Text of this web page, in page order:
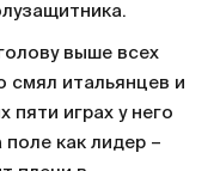
выше всех
смял итальянцев и
пяти играх у него
как лидер –